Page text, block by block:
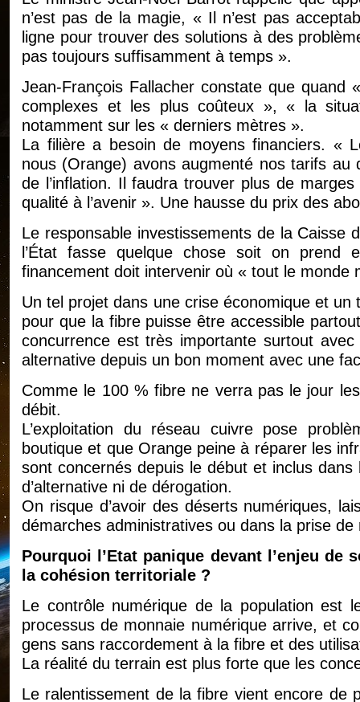
n’est pas de la magie, « Il n’est pas
ligne pour trouver des solutions à des
pas toujours suffisamment à temps ».
Jean-François Fallacher constate que
complexes et les plus coûteux », « la
notamment sur les « derniers mètres ».
La filière a besoin de moyens financiers. «
nous (Orange) avons augmenté nos tarifs au
de l’inflation. Il faudra trouver plus de
qualité à l’avenir ». Une hausse du prix des
Le responsable investissements de la
l’État fasse quelque chose soit on
financement doit intervenir où « tout le monde
Un tel projet dans une crise économique et
pour que la fibre puisse être accessible
concurrence est très importante surtout
alternative depuis un bon moment avec une
Comme le 100 % fibre ne verra pas le jour
débit.
L’exploitation du réseau cuivre pose
boutique et que Orange peine à réparer les
sont concernés depuis le début et inclus
d’alternative ni de dérogation.
On risque d’avoir des déserts numériques,
démarches administratives ou dans la prise
Pourquoi l’Etat panique devant l’enjeu
la cohésion territoriale ?
Le contrôle numérique de la population est
processus de monnaie numérique arrive, et
gens sans raccordement à la fibre et des
La réalité du terrain est plus forte que les
Le ralentissement de la fibre vient encore de